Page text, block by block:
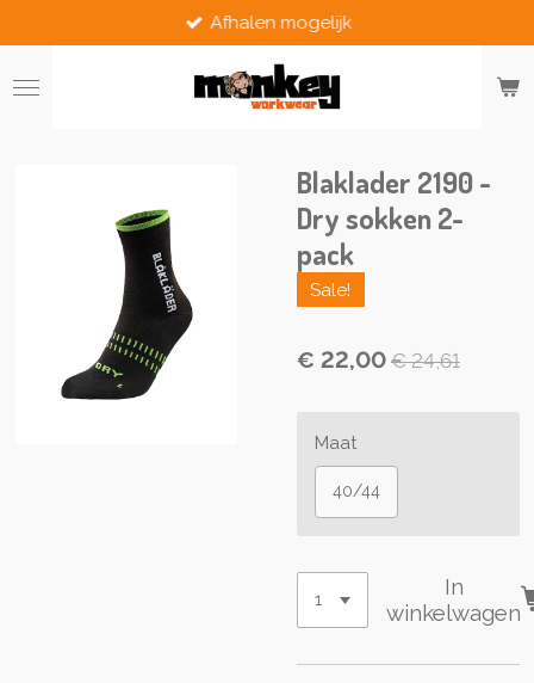
direct
naar
de
Afhalen mogelijk
Blaklader 2190 -
Dry sokken 2-
pack
Sale!
€ 22,00 € 24,61
Maat
40/44
In
winkelwagen